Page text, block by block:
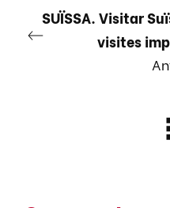
SUÏSSA. Visitar
visites